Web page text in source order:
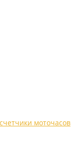
моточасов